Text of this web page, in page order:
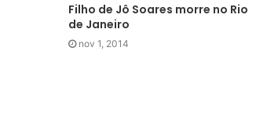
Filho de Jô Soares morre no Rio
de Janeiro
nov 1, 2014